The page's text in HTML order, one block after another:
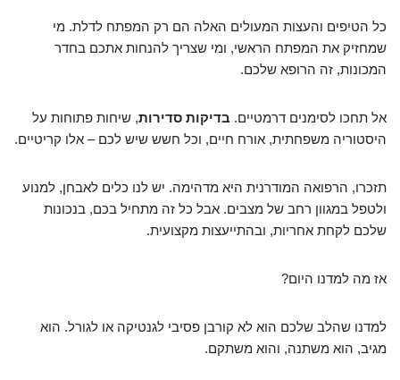
כל הטיפים והעצות המעולים האלה הם רק המפתח לדלת. מי
שמחזיק את המפתח הראשי, ומי שצריך להנחות אתכם בחדר
המכונות, זה הרופא שלכם.
אל תחכו לסימנים דרמטיים. בדיקות סדירות, שיחות פתוחות על
היסטוריה משפחתית, אורח חיים, וכל חשש שיש לכם – אלו קריטיים.
תזכרו, הרפואה המודרנית היא מדהימה. יש לנו כלים לאבחן, למנוע
ולטפל במגוון רחב של מצבים. אבל כל זה מתחיל בכם, בנכונות
שלכם לקחת אחריות, ובהתייעצות מקצועית.
אז מה למדנו היום?
למדנו שהלב שלכם הוא לא קורבן פסיבי לגנטיקה או לגורל. הוא
מגיב, הוא משתנה, והוא משתקם.